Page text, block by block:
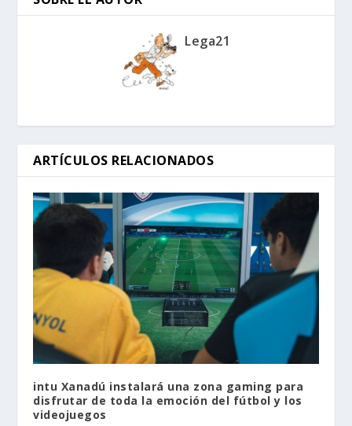
Lega21
ARTÍCULOS RELACIONADOS
intu Xanadú instalará una zona gaming para
disfrutar de toda la emoción del fútbol y los
videojuegos